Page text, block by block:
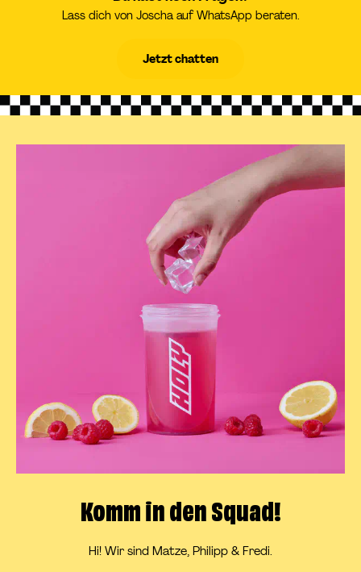
Lass dich von Joscha auf WhatsApp beraten.
Jetzt chatten
Komm in den Squad!
Hi! Wir sind Matze, Philipp & Fredi.